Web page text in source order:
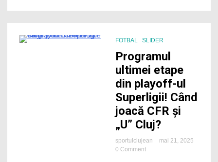
FOTBAL SLIDER
Programul
ultimei etape
din playoff-ul
Superligii! Când
joacă CFR și
„U” Cluj?
sportulclujean
mai 21, 2025
0 Commenton